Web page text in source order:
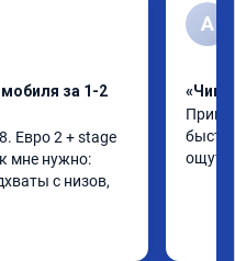
за 1-2
Евро 2 + stage
мне нужно:
с низов,
A
«Чип